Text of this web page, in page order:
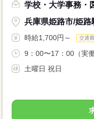
学校・大学事務・
兵庫県姫路市/姫路
時給1,700円～ 交通
9：00〜17：00（実
土曜日 祝日